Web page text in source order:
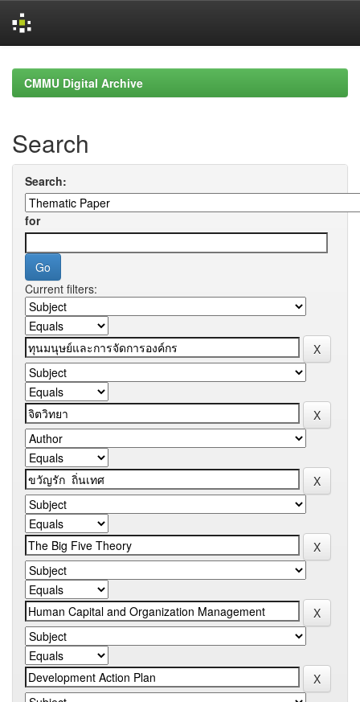
navigationCMMU Digital Archive
Search
Search:
for
Current filters: